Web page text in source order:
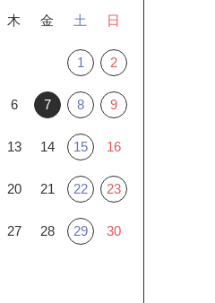
木 金 土 日
1 2
6 7 8 9
13 14 15 16
20 21 22 23
27 28 29 30